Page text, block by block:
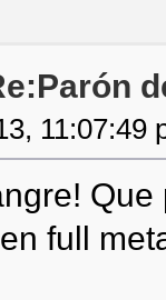
11:07:49
full